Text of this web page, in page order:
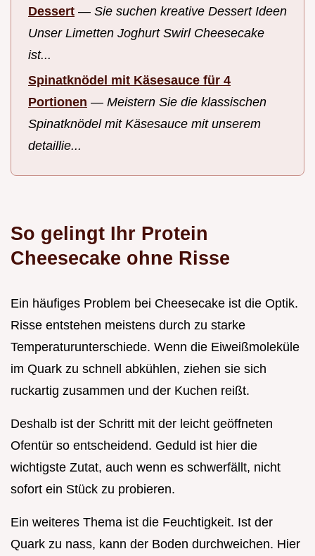
Dessert — Sie suchen kreative Dessert Ideen
Unser Limetten Joghurt Swirl Cheesecake
ist...
Spinatknödel mit Käsesauce für 4
Portionen — Meistern Sie die klassischen
Spinatknödel mit Käsesauce mit unserem
detaillie...
So gelingt Ihr Protein
Cheesecake ohne Risse
Ein häufiges Problem bei Cheesecake ist die Optik.
Risse entstehen meistens durch zu starke
Temperaturunterschiede. Wenn die Eiweißmoleküle
im Quark zu schnell abkühlen, ziehen sie sich
ruckartig zusammen und der Kuchen reißt.
Deshalb ist der Schritt mit der leicht geöffneten
Ofentür so entscheidend. Geduld ist hier die
wichtigste Zutat, auch wenn es schwerfällt, nicht
sofort ein Stück zu probieren.
Ein weiteres Thema ist die Feuchtigkeit. Ist der
Quark zu nass, kann der Boden durchweichen. Hier